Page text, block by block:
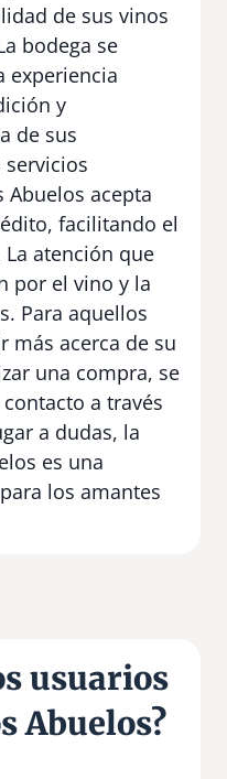
de sus vinos
bodega se
experiencia
y
de sus
servicios
Abuelos acepta
facilitando el
atención que
por el vino y la
Para aquellos
más acerca de su
una compra, se
a través
a dudas, la
es una
los amantes
usuarios
Abuelos?